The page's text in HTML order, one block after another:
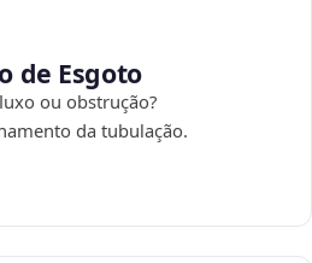
de Esgoto
ou obstrução?
da tubulação.